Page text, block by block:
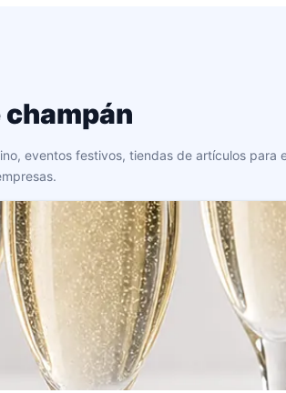
eventos festivos, tiendas de artículos